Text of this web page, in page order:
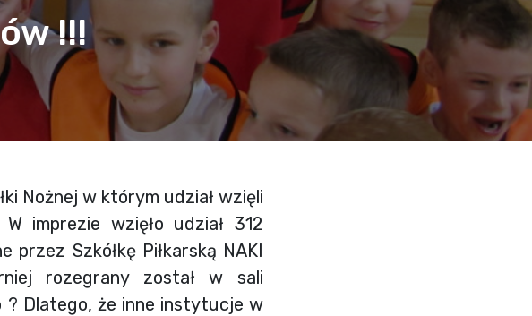
!!!
Nożnej w którym udział wzięli
imprezie wzięło udział 312
przez Szkółkę Piłkarską NAKI
rozegrany został w sali
? Dlatego, że inne instytucje w